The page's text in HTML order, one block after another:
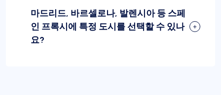
마드리드, 바르셀로나, 발렌시아 등 스페
인 프록시에 특정 도시를 선택할 수 있나
요?